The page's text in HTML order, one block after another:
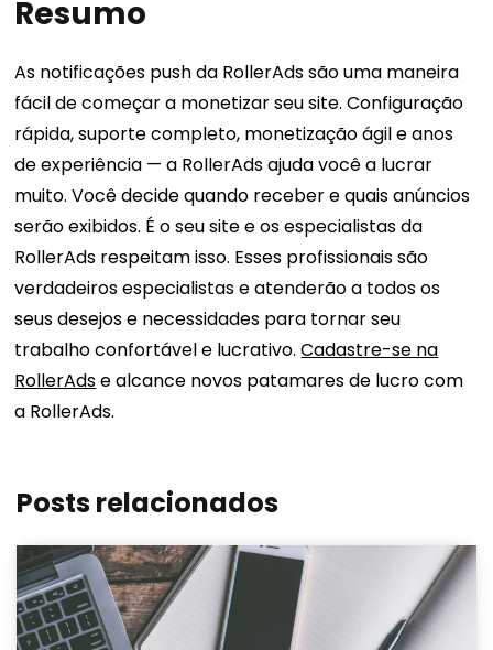
Resumo
As notificações push da RollerAds são uma maneira
fácil de começar a monetizar seu site. Configuração
rápida, suporte completo, monetização ágil e anos
de experiência — a RollerAds ajuda você a lucrar
muito. Você decide quando receber e quais anúncios
serão exibidos. É o seu site e os especialistas da
RollerAds respeitam isso. Esses profissionais são
verdadeiros especialistas e atenderão a todos os
seus desejos e necessidades para tornar seu
trabalho confortável e lucrativo.Cadastre-se na
RollerAdse alcance novos patamares de lucro com
a RollerAds.
Posts relacionados